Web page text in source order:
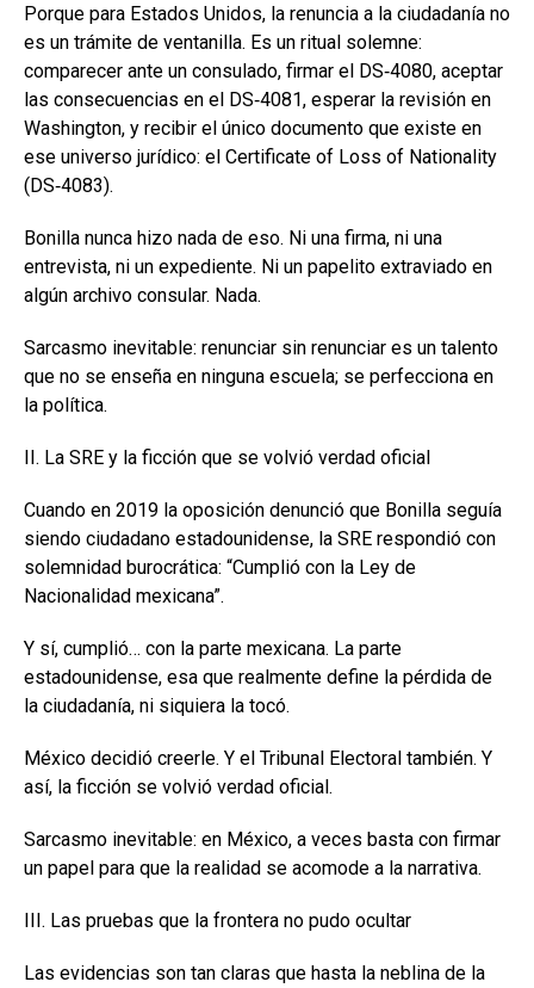
Porque para Estados Unidos, la renuncia a la ciudadanía no
es un trámite de ventanilla. Es un ritual solemne:
comparecer ante un consulado, firmar el DS‑4080, aceptar
las consecuencias en el DS‑4081, esperar la revisión en
Washington, y recibir el único documento que existe en
ese universo jurídico: el Certificate of Loss of Nationality
(DS‑4083).
Bonilla nunca hizo nada de eso. Ni una firma, ni una
entrevista, ni un expediente. Ni un papelito extraviado en
algún archivo consular. Nada.
Sarcasmo inevitable: renunciar sin renunciar es un talento
que no se enseña en ninguna escuela; se perfecciona en
la política.
II. La SRE y la ficción que se volvió verdad oficial
Cuando en 2019 la oposición denunció que Bonilla seguía
siendo ciudadano estadounidense, la SRE respondió con
solemnidad burocrática: “Cumplió con la Ley de
Nacionalidad mexicana”.
Y sí, cumplió… con la parte mexicana. La parte
estadounidense, esa que realmente define la pérdida de
la ciudadanía, ni siquiera la tocó.
México decidió creerle. Y el Tribunal Electoral también. Y
así, la ficción se volvió verdad oficial.
Sarcasmo inevitable: en México, a veces basta con firmar
un papel para que la realidad se acomode a la narrativa.
III. Las pruebas que la frontera no pudo ocultar
Las evidencias son tan claras que hasta la neblina de la